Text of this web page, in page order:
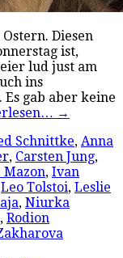
Diesen
ist,
lud just am
ins
gab aber keine
→
Schnittke, Anna
, Carsten Jung,
, Ivan
Leo Tolstoi, Leslie
, Niurka
, Rodion